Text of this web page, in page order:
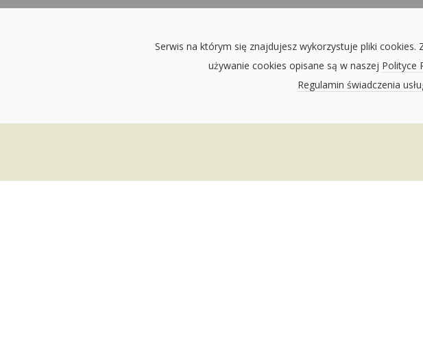
Serwis na którym się znajdujesz wykorzystuje pliki
używanie cookies opisane są w naszej Polityce
Regulamin świadczenia